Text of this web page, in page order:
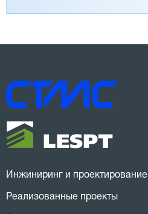
Инжиниринг и проектирование
Реализованные проекты